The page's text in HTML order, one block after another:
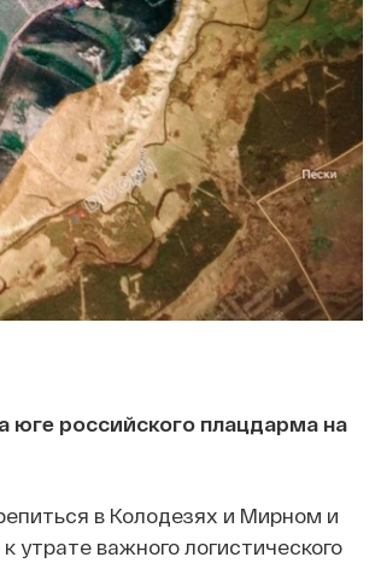
юге российского плацдарма на
в Колодезях и Мирном и
утрате важного логистического